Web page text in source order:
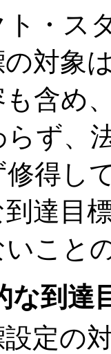
ト・ス
対象
含め
らず、
修得し
達目
こと
な到達
定の